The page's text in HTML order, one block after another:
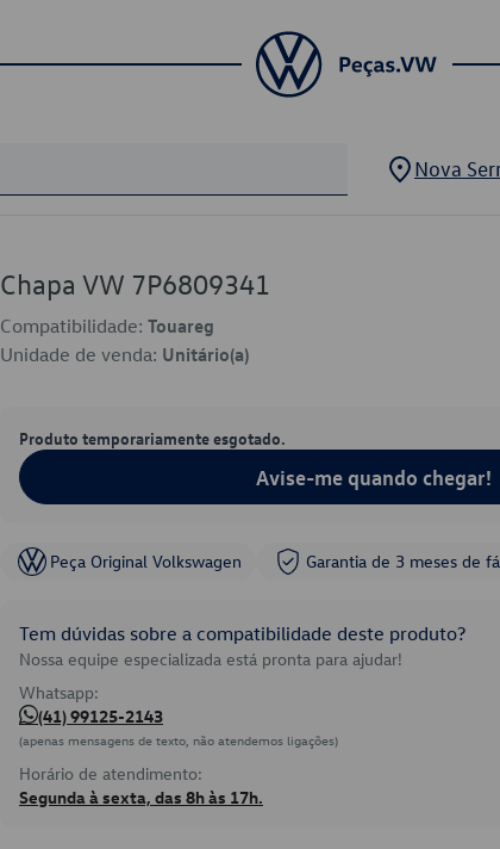
Nova
Chapa VW 7P6809341
Compatibilidade: Touareg
Unidade de venda: Unitário(a)
Produto temporariamente esgotado.
Avise-me quando chegar!
Peça Original Volkswagen Garantia de 3 meses de
Tem dúvidas sobre a compatibilidade deste produto?
Nossa equipe especializada está pronta para ajudar!
Whatsapp:
(41) 99125-2143
(apenas mensagens de texto, não atendemos ligações)
Horário de atendimento:
Segunda à sexta, das 8h às 17h.